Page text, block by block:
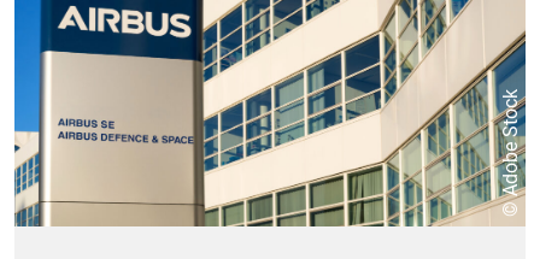
© Adobe Stock